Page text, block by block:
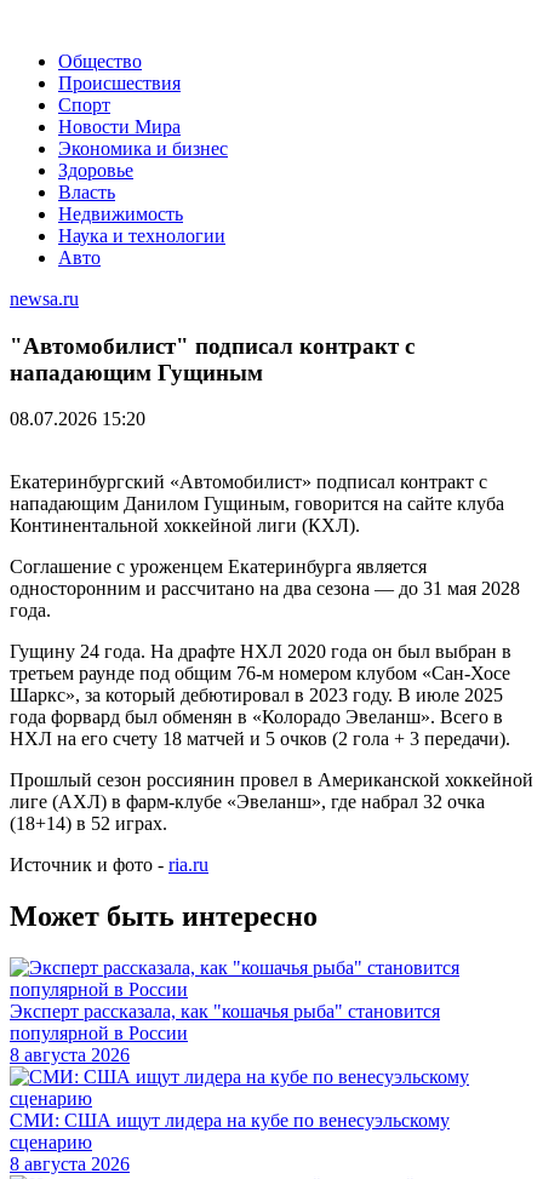
Общество
Происшествия
Спорт
Новости Мира
Экономика и бизнес
Здоровье
Власть
Недвижимость
Наука и технологии
Авто
newsa.ru
"Автомобилист" подписал контракт с
нападающим Гущиным
08.07.2026 15:20
Екатеринбургский «Автомобилист» подписал контракт с
нападающим Данилом Гущиным, говорится на сайте клуба
Континентальной хоккейной лиги (КХЛ).
Соглашение с уроженцем Екатеринбурга является
односторонним и рассчитано на два сезона — до 31 мая 2028
года.
Гущину 24 года. На драфте НХЛ 2020 года он был выбран в
третьем раунде под общим 76-м номером клубом «Сан-Хосе
Шаркс», за который дебютировал в 2023 году. В июле 2025
года форвард был обменян в «Колорадо Эвеланш». Всего в
НХЛ на его счету 18 матчей и 5 очков (2 гола + 3 передачи).
Прошлый сезон россиянин провел в Американской хоккейной
лиге (АХЛ) в фарм-клубе «Эвеланш», где набрал 32 очка
(18+14) в 52 играх.
Источник и фото - ria.ru
Может быть интересно
Эксперт рассказала, как "кошачья рыба" становится
популярной в России
8 августа 2026
СМИ: США ищут лидера на кубе по венесуэльскому
сценарию
8 августа 2026